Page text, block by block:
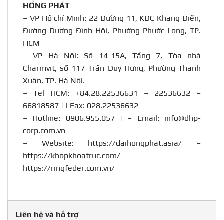
HỒNG PHÁT
– VP Hồ chí Minh: 22 Đường 11, KDC Khang Điền,
Đường Dương Đình Hội, Phường Phước Long, TP.
HCM
– VP Hà Nội: Số 14-15A, Tầng 7, Tòa nhà
Charmvit, số 117 Trần Duy Hưng, Phường Thanh
Xuân, TP. Hà Nội.
– Tel HCM: +84.28.22536631 – 22536632 –
66818587 | | Fax: 028.22536632
– Hotline: 0906.955.057| – Email: info@dhp-
corp.com.vn
– Website: https://daihongphat.asia/ –
https://khopkhoatruc.com/ –
https://ringfeder.com.vn/
Liên hệ và hỗ trợ